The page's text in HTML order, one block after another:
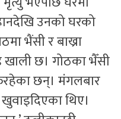
उनको घरको
भैंसी र बाख्रा
छ। गोठका भैँसी
छन्। मंंगलबार
थिए।